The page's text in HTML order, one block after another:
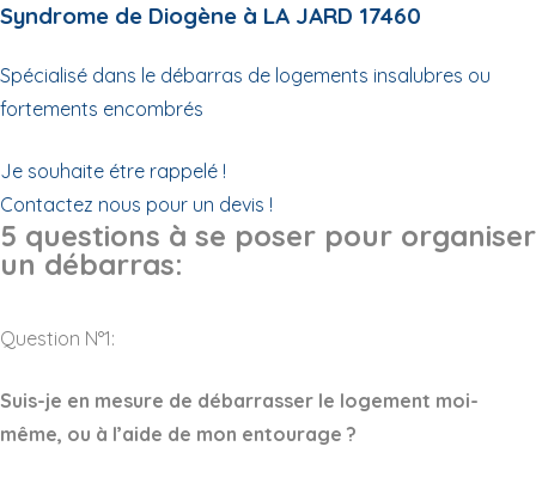
Syndrome de Diogène à LA JARD 17460
Spécialisé dans le débarras de logements insalubres ou
fortements encombrés
Je souhaite étre rappelé !
Contactez nous pour un devis !
5 questions à se poser pour organiser
un débarras:
Question N°1:
Suis-je en mesure de débarrasser le logement moi-
même, ou à l’aide de mon entourage ?